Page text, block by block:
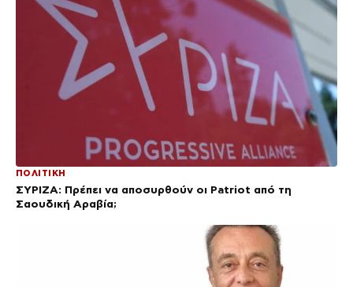
ΠΟΛΙΤΙΚΗ
ΣΥΡΙΖΑ: Πρέπει να αποσυρθούν οι Patriot από τη
Σαουδική Αραβία;